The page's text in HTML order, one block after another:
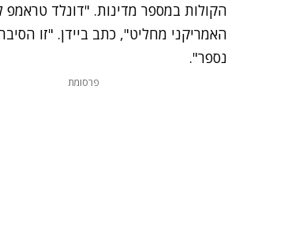
הקולות במספר מדינות. "דונלד
האמריקני מחליט", כתב ביידן. "זו
נספר".
פרסומת